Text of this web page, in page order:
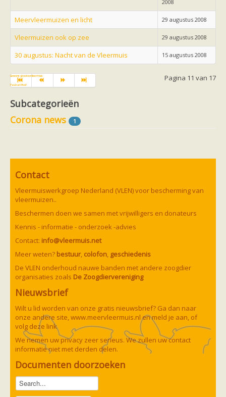
Echolocatie
Soorten
Baardvleermuis
Bechsteins vleermuis
Bosvleermuis
Brandt's vleermuis
Bruine of gewone grootoorvleermuis
Franjestaart
Gewone dwergvleermuis
Grote rosse vleermuis
Ingekorven vleermuis
Kleine en grote hoefijzerneus
Laatvlieger
Vale vleermuis
Watervleermuis
Vleermuizen en eikenprocessierups
Spreekbeurt
Knutselen
Tekenen
Spelletjes
Weetjes
Meer weten
Boeken en tijdschriften
Achtergrond informatie
Nieuwsberichten
Informatiefolders
Nederland
Buitenland
Meer dan vleermuizen
Handleidingen
Vlennieuwsbrief
Overige publicaties
Gewone grootoorvleermuis
Paul van Hoof
2008
Meervleermuizen en licht 29 augustus 2008
Vleermuizen ook op zee 29 augustus 2008
30 augustus: Nacht van de Vleermuis 15 augustus 2008
Pagina 11 van 17
Subcategorieën
Corona news
1
Contact
Vleermuiswerkgroep Nederland (VLEN) voor bescherming van
vleermuizen..
Beschermen doen we samen met vrijwilligers en donateurs
Kennis - informatie - onderzoek -advies
Contact: info@vleermuis.net
Meer weten? bestuur, colofon, geschiedenis
De VLEN onderhoud nauwe banden met andere zoogdier
organisaties zoals De Zoogdiervereniging
Nieuwsbrief
Wilt u lid worden van onze gratis nieuwsbrief? Ga dan naar
onze andere site,www.meervleermuis.nlen meld je aan, of
volg deze link
We nemen uw privacy zeer serieus. We zullen uw contact
informatie niet met derden delen.
Documenten doorzoeken